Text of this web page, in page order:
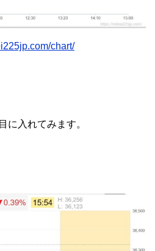
chart/
に入れてみます。